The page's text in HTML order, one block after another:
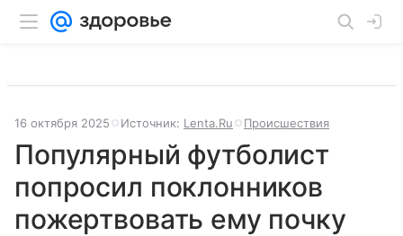
16 октября 2025 Источник: Lenta.Ru Происшествия
Популярный футболист
попросил поклонников
пожертвовать ему почку